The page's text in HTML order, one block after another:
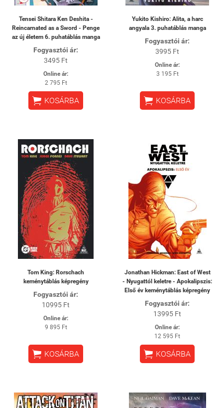
Tensei Shitara Ken Deshita -
Reincarnated as a Sword - Penge
az új életem 6. puhatáblás manga
Fogyasztói ár:
3495 Ft
Online ár:
2 795 Ft
 KOSÁRBA
Yukito Kishiro: Alita, a harc
angyala 3. puhatáblás manga
Fogyasztói ár:
3995 Ft
Online ár:
3 195 Ft
 KOSÁRBA
Tom King: Rorschach
keménytáblás képregény
Fogyasztói ár:
10995 Ft
Online ár:
9 895 Ft
 KOSÁRBA
Jonathan Hickman: East of West
- Nyugattól keletre - Apokalipszis:
Első év keménytáblás képregény
Fogyasztói ár:
13995 Ft
Online ár:
12 595 Ft
 KOSÁRBA